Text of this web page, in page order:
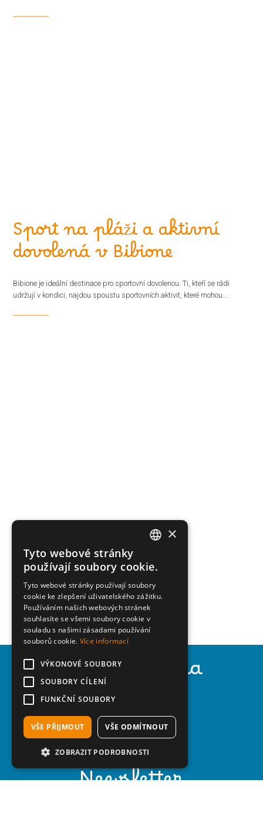
Sport na pláži a aktivní
dovolená v Bibione
Bibione je ideální destinace pro sportovní dovolenou. Ti, kteří se rádi
udržují v kondici, najdou spoustu sportovních aktivit, které mohou...
Agenzia Adria
30028 Bibione (Ve) - Italy
Mail:
info@adriatur.it
Newsletter
GERMAN
HUNGARIAN
×
Tyto webové stránky
používají soubory cookie.
Tyto webové stránky používají soubory
cookie ke zlepšení uživatelského zážitku.
Používáním našich webových stránek
souhlasíte se všemi soubory cookie v
souladu s našimi zásadami používání
souborů cookie. Více informací
VÝKONOVÉ SOUBORY
SOUBORY CÍLENÍ
FUNKČNÍ SOUBORY
VŠE PŘIJMOUT VŠE ODMÍTNOUT
ZOBRAZIT PODROBNOSTI